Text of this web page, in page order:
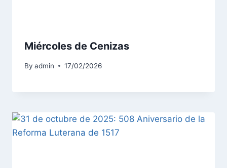
Miércoles de Cenizas
By admin 17/02/2026